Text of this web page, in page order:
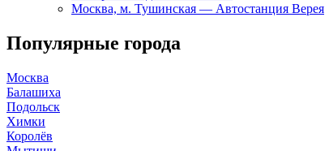
Москва, м. Тушинская — Автостанция Верея
Популярные города
Москва
Балашиха
Подольск
Химки
Королёв